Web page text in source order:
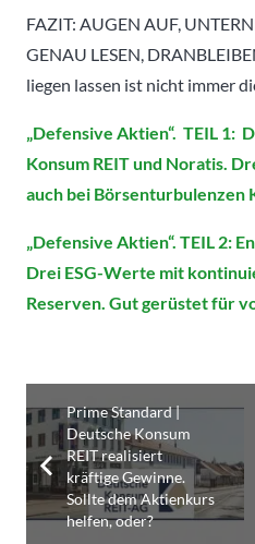
FAZIT: AUGEN AUF,
GENAU LESEN,
liegen lassen ist nicht immer
„Defensive Aktien“. TEIL 1:
Konsum REIT und Noratis.
auch bei Börsenturbulenzen
„Defensive Aktien“. TEIL 2:
Drei ESG-Werte mit
Reserven. Gut gerüstet für
Prime Standard |
Deutsche Konsum
REIT realisiert
kräftige Gewinne.
Sollte dem Aktienkurs
helfen, oder?